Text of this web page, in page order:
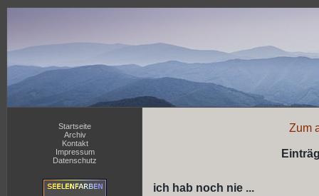
Startseite
Archiv
Kontakt
Impressum
Datenschutz
Zum
ich hab noch nie ...